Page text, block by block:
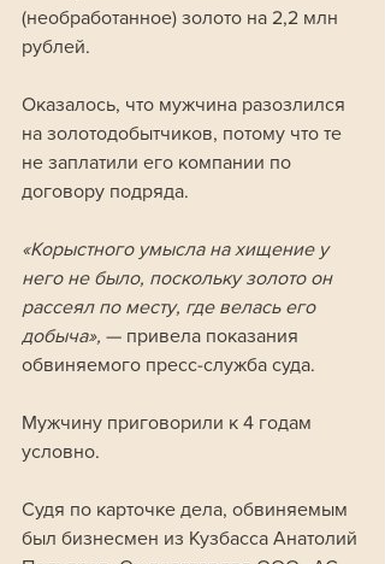
(необработанное) золото на 2,2 млн
рублей.
Оказалось, что мужчина разозлился
на золотодобытчиков, потому что те
не заплатили его компании по
договору подряда.
«Корыстного умысла на хищение у
него не было, поскольку золото он
рассеял по месту, где велась его
добыча», — привела показания
обвиняемого пресс-служба суда.
Мужчину приговорили к 4 годам
условно.
Судя по карточке дела, обвиняемым
был бизнесмен из Кузбасса Анатолий